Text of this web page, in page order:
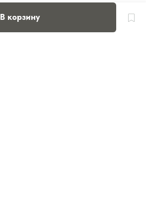
В корзину
Доставка и оплата